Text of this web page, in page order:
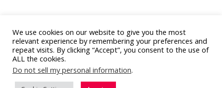
Copyright 2012 - 2016APC Marketing
Todos los derechos reservados
Aviso legal y política de privacidad
We use cookies on our website to give you the most
relevant experience by remembering your preferences and
repeat visits. By clicking “Accept”, you consent to the use of
ALL the cookies.
Do not sell my personal information.